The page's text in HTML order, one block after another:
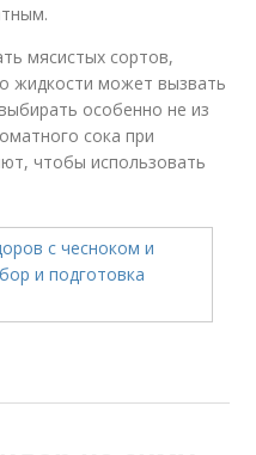
мясистых сортов,
жидкости может вызвать
особенно не из
сока при
чтобы использовать